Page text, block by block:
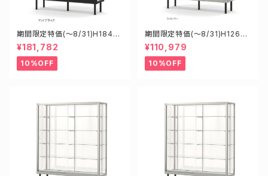
期間限定特価(～8/31)H18458
B W1800D450H1800mm 新
型業務用ガラスケース ショーケ
ース
¥181,782
10%OFF
期間限定特価(～8/31)H12602
S W1200D600H1200mm 新
型業務用ガラスケース ショーケ
ース
¥110,979
10%OFF